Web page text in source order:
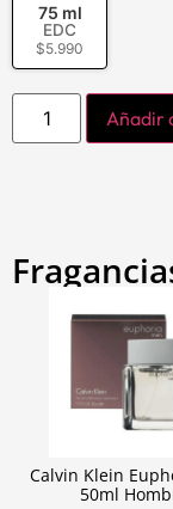
75 ml
EDC
$5.990
Añadir
Calvin Klein
50ml